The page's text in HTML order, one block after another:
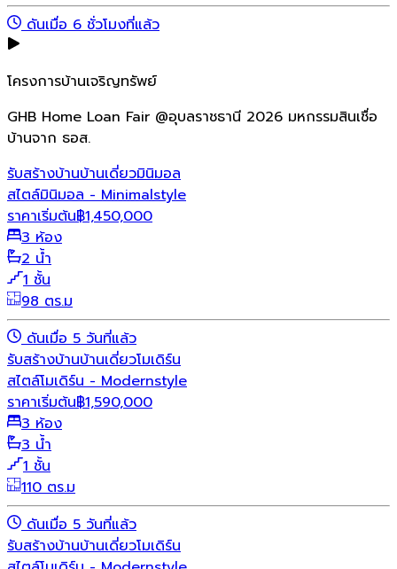
ดันเมื่อ 6 ชั่วโมงที่แล้ว
โครงการบ้านเจริญทรัพย์
GHB Home Loan Fair @อุบลราชธานี 2026 มหกรรมสินเชื่อ
บ้านจาก ธอส.
รับสร้างบ้านบ้านเดี่ยวมินิมอล
สไตล์มินิมอล - Minimalstyle
ราคาเริ่มต้น฿1,450,000
3 ห้อง
2 น้ำ
1 ชั้น
98 ตร.ม
ดันเมื่อ 5 วันที่แล้ว
รับสร้างบ้านบ้านเดี่ยวโมเดิร์น
สไตล์โมเดิร์น - Modernstyle
ราคาเริ่มต้น฿1,590,000
3 ห้อง
3 น้ำ
1 ชั้น
110 ตร.ม
ดันเมื่อ 5 วันที่แล้ว
รับสร้างบ้านบ้านเดี่ยวโมเดิร์น